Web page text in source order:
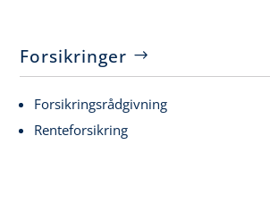
Forsikringer
Forsikringsrådgivning
Renteforsikring